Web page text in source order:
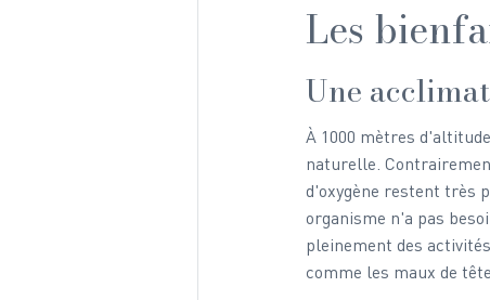
Les
Une
À 1000 mètres
naturelle.
d'oxygène restent très
organisme n'a pas
pleinement des
comme les maux de